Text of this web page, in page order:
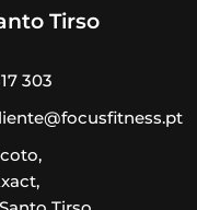
Tirso
303